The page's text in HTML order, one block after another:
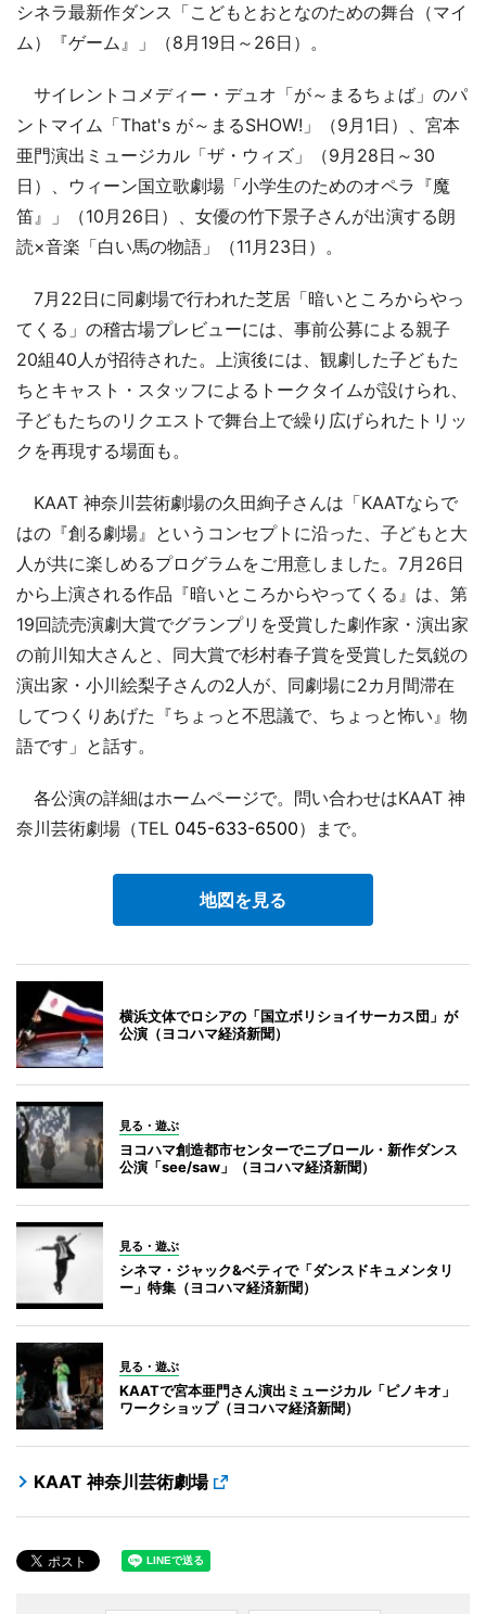
シネラ最新作ダンス「こどもとおとなのための舞台（マイ
ム）『ゲーム』」（8月19日～26日）。
サイレントコメディー・デュオ「が～まるちょば」のパ
ントマイム「That's が～まるSHOW!」（9月1日）、宮本
亜門演出ミュージカル「ザ・ウィズ」（9月28日～30
日）、ウィーン国立歌劇場「小学生のためのオペラ『魔
笛』」（10月26日）、女優の竹下景子さんが出演する朗
読×音楽「白い馬の物語」（11月23日）。
7月22日に同劇場で行われた芝居「暗いところからやっ
てくる」の稽古場プレビューには、事前公募による親子
20組40人が招待された。上演後には、観劇した子どもた
ちとキャスト・スタッフによるトークタイムが設けられ、
子どもたちのリクエストで舞台上で繰り広げられたトリッ
クを再現する場面も。
KAAT 神奈川芸術劇場の久田絢子さんは「KAATならで
はの『創る劇場』というコンセプトに沿った、子どもと大
人が共に楽しめるプログラムをご用意しました。7月26日
から上演される作品『暗いところからやってくる』は、第
19回読売演劇大賞でグランプリを受賞した劇作家・演出家
の前川知大さんと、同大賞で杉村春子賞を受賞した気鋭の
演出家・小川絵梨子さんの2人が、同劇場に2カ月間滞在
してつくりあげた『ちょっと不思議で、ちょっと怖い』物
語です」と話す。
各公演の詳細はホームページで。問い合わせはKAAT 神
奈川芸術劇場（TEL 045-633-6500）まで。
地図を見る
横浜文体でロシアの「国立ボリショイサーカス団」が
公演（ヨコハマ経済新聞）
見る・遊ぶ
ヨコハマ創造都市センターでニブロール・新作ダンス
公演「see/saw」（ヨコハマ経済新聞）
見る・遊ぶ
シネマ・ジャック&ベティで「ダンスドキュメンタリ
ー」特集（ヨコハマ経済新聞）
見る・遊ぶ
KAATで宮本亜門さん演出ミュージカル「ピノキオ」
ワークショップ（ヨコハマ経済新聞）
KAAT 神奈川芸術劇場